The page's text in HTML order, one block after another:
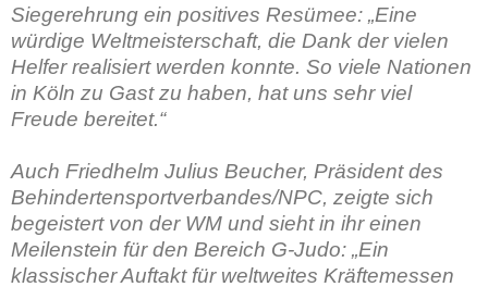
Siegerehrung ein positives Resümee: „Eine
würdige Weltmeisterschaft, die Dank der vielen
Helfer realisiert werden konnte. So viele Nationen
in Köln zu Gast zu haben, hat uns sehr viel
Freude bereitet.“
Auch Friedhelm Julius Beucher, Präsident des
Behindertensportverbandes/NPC, zeigte sich
begeistert von der WM und sieht in ihr einen
Meilenstein für den Bereich G-Judo: „Ein
klassischer Auftakt für weltweites Kräftemessen